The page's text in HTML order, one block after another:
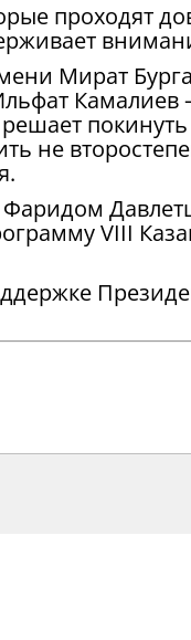
проходят
Мират
Камалиев
покинуть
не
Фаридом
VIII